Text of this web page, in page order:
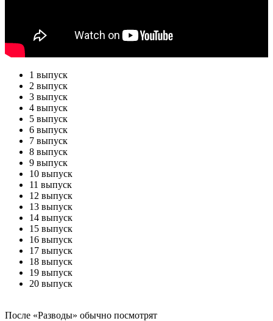
1 выпуск
2 выпуск
3 выпуск
4 выпуск
5 выпуск
6 выпуск
7 выпуск
8 выпуск
9 выпуск
10 выпуск
11 выпуск
12 выпуск
13 выпуск
14 выпуск
15 выпуск
16 выпуск
17 выпуск
18 выпуск
19 выпуск
20 выпуск
По­сле «Разводы» обыч­но по­смот­рят